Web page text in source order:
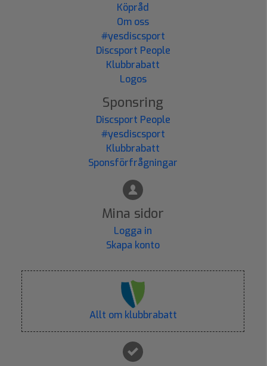
Köpråd
Om oss
#yesdiscsport
Discsport People
Klubbrabatt
Logos
Sponsring
Discsport People
#yesdiscsport
Klubbrabatt
Sponsförfrågningar
Mina sidor
Logga in
Skapa konto
Allt om klubbrabatt